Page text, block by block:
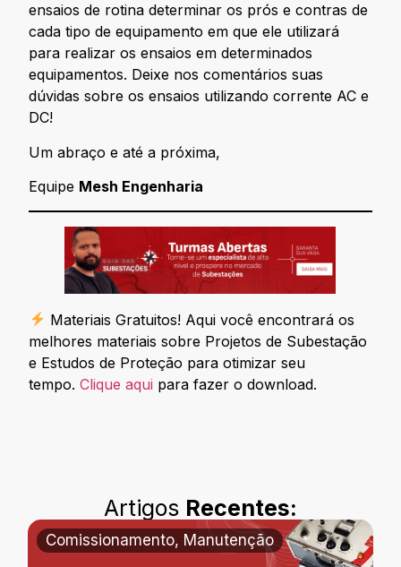
ensaios de rotina determinar os prós e contras de
cada tipo de equipamento em que ele utilizará
para realizar os ensaios em determinados
equipamentos. Deixe nos comentários suas
dúvidas sobre os ensaios utilizando corrente AC e
DC!
Um abraço e até a próxima,
Equipe Mesh Engenharia
Materiais Gratuitos! Aqui você encontrará os
melhores materiais sobre Projetos de Subestação
e Estudos de Proteção para otimizar seu
tempo.Clique aqui para fazer o download.
Artigos Recentes:
Comissionamento, Manutenção